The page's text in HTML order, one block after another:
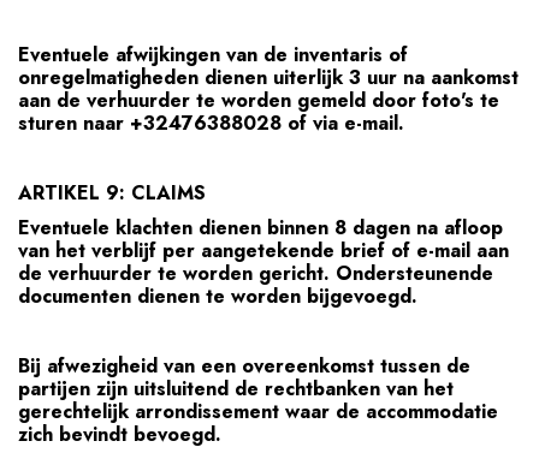
Eventuele afwijkingen van de inventaris of
onregelmatigheden dienen uiterlijk 3 uur na aankomst
aan de verhuurder te worden gemeld door foto's te
sturen naar +32476388028 of via e-mail.
ARTIKEL 9: CLAIMS
Eventuele klachten dienen binnen 8 dagen na afloop
van het verblijf per aangetekende brief of e-mail aan
de verhuurder te worden gericht. Ondersteunende
documenten dienen te worden bijgevoegd.
Bij afwezigheid van een overeenkomst tussen de
partijen zijn uitsluitend de rechtbanken van het
gerechtelijk arrondissement waar de accommodatie
zich bevindt bevoegd.